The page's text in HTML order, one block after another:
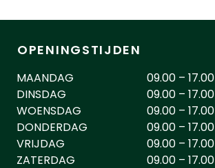
OPENINGSTIJDEN
MAANDAG
DINSDAG
WOENSDAG
DONDERDAG
VRIJDAG
ZATERDAG
09.00 – 17.00
09.00 – 17.00
09.00 – 17.00
09.00 – 17.00
09.00 – 17.00
09.00 – 17.00